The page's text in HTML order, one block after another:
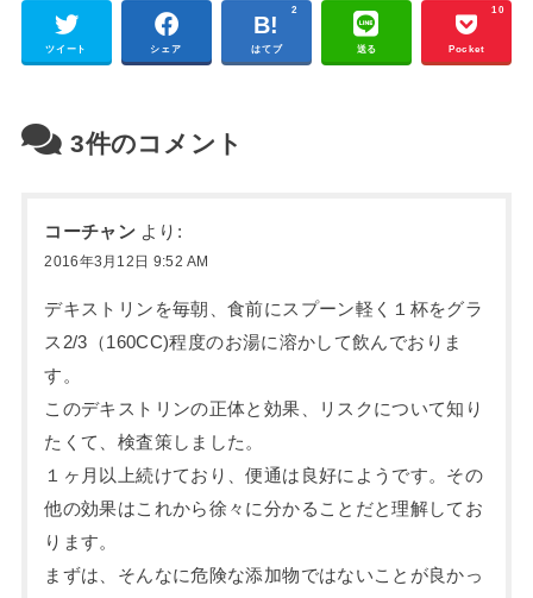
ツイート シェア はてブ
2
送る Pocket
10
3件のコメント
コーチャン より:
2016年3月12日 9:52 AM
デキストリンを毎朝、食前にスプーン軽く１杯をグラ
ス2/3（160CC)程度のお湯に溶かして飲んでおりま
す。
このデキストリンの正体と効果、リスクについて知り
たくて、検査策しました。
１ヶ月以上続けており、便通は良好にようです。その
他の効果はこれから徐々に分かることだと理解してお
ります。
まずは、そんなに危険な添加物ではないことが良かっ